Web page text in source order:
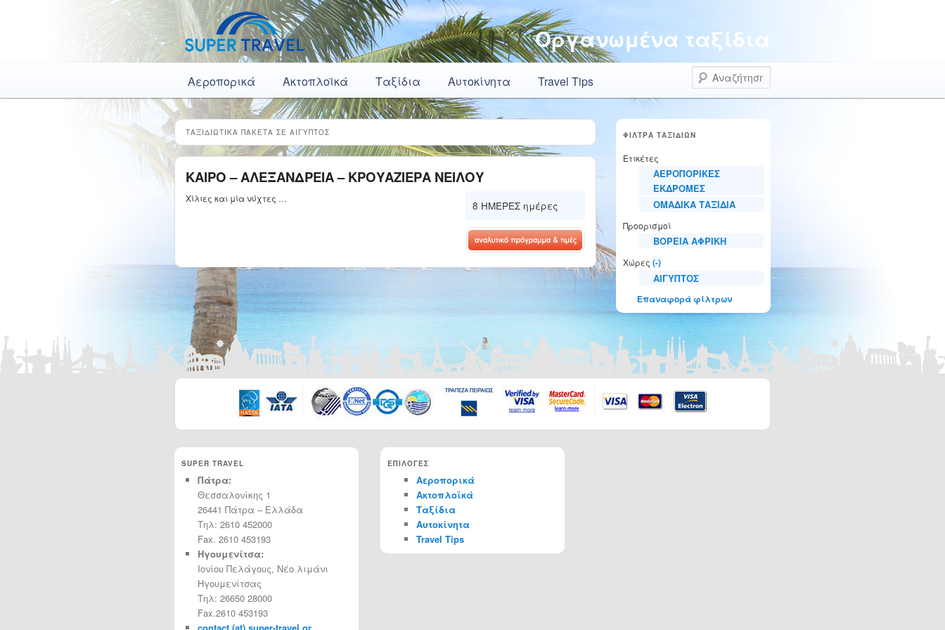
Οργανωμένα ταξίδια
Μετάβαση το κύριο περιεχόμενο
Μετάβαση στο δευτερεύον περιεχόμενο
Αεροπορικά Ακτοπλοϊκά Ταξίδια Αυτοκίνητα Travel Tips
ΤΑΞΙΔΙΩΤΙΚΑ ΠΑΚΕΤΑ ΣΕ ΑΙΓΥΠΤΟΣ
ΚΑΙΡΟ – ΑΛΕΞΑΝΔΡΕΙΑ – KΡΟΥΑΖΙΕΡΑ ΝΕΙΛΟΥ
8 ΗΜΕΡΕΣ ημέρες
Χίλιες και μία νύχτες …
ΦΙΛΤΡΑ ΤΑΞΙΔΙΩΝ
Ετικέτες
ΑΕΡΟΠΟΡΙΚΕΣ
ΕΚΔΡΟΜΕΣ
ΟΜΑΔΙΚΑ ΤΑΞΙΔΙΑ
Προορισμοί
ΒΟΡΕΙΑ ΑΦΡΙΚΗ
Χώρες (-)
ΑΙΓΥΠΤΟΣ
Επαναφορά φίλτρων
SUPER TRAVEL
Πάτρα:
Θεσσαλονίκης 1
26441 Πάτρα – Ελλάδα
Τηλ: 2610 452000
Fax. 2610 453193
Ηγουμενίτσα:
Ιονίου Πελάγους, Νέο λιμάνι
Ηγουμενίτσας
Τηλ: 26650 28000
Fax.2610 453193
ΕΠΙΛΟΓΕΣ
Αεροπορικά
Ακτοπλοϊκά
Ταξίδια
Αυτοκίνητα
Travel Tips